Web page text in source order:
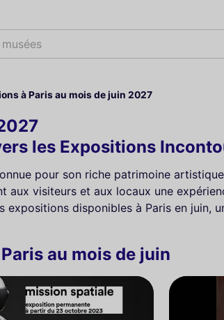
à Paris au mois de juin 2027
les Expositions
pour son riche patrimoine
visiteurs et aux locaux une
disponibles à Paris en juin,
au mois de juin